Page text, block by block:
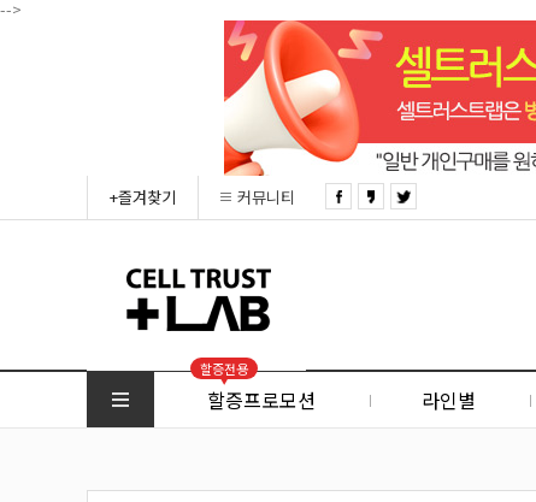
-->
+즐겨찾기 커뮤니티
할증전용
할증프로모션 라인별